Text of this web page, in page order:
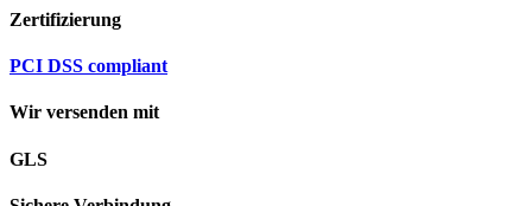
Zertifizierung
PCI DSS compliant
Wir versenden mit
GLS